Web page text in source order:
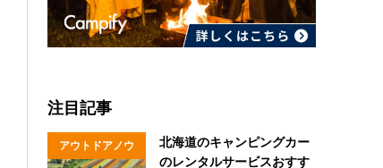
注目記事
アウトドアノウ
北海道のキャンピングカー
のレンタルサービスおすす